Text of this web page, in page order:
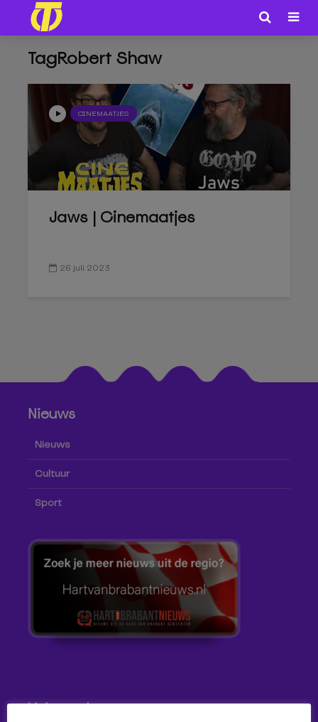
TagRobert Shaw
CINEMAATJES
Jaws | Cinemaatjes
26 juli 2023
Nieuws
Nieuws
Cultuur
Sport
Volg ons!